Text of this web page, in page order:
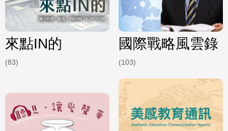
來點IN的
(83)
國際戰略風雲錄
(103)